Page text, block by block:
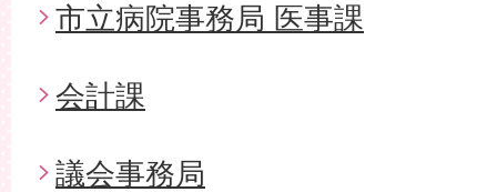
市立病院事務局 医事課
会計課
議会事務局